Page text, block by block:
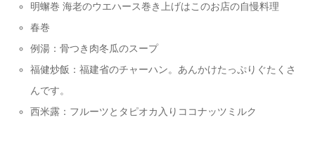
明蠏巻 海老のウエハース巻き上げはこのお店の自慢料理
春巻
例湯：骨つき肉冬瓜のスープ
福健炒飯：福建省のチャーハン。あんかけたっぷりぐたくさ
んです。
西米露：フルーツとタピオカ入りココナッツミルク